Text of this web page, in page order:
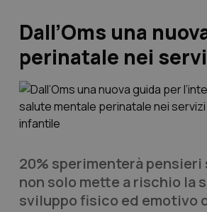
Dall’Oms una
perinatale nei
20% sperimenterà
non solo mette a rischio la
sviluppo fisico ed emotivo